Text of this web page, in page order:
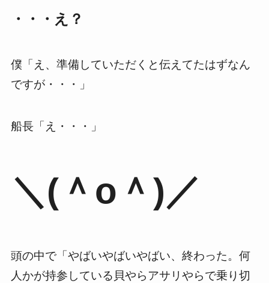
・・・え？
僕「え、準備していただくと伝えてたはずなん
ですが・・・」
船長「え・・・」
＼(＾o＾)／
頭の中で「やばいやばいやばい、終わった。何
人かが持参している貝やらアサリやらで乗り切